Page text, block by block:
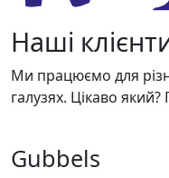
Наші
Ми працюємо для
галузях. Цікаво
Gubbels